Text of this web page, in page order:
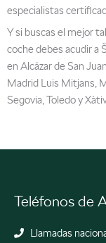
especialistas
Y si buscas el mejor
coche debes acudir a
en Alcázar de San
Madrid Luis Mitjans,
Segovia, Toledo y
Teléfonos de
Llamadas